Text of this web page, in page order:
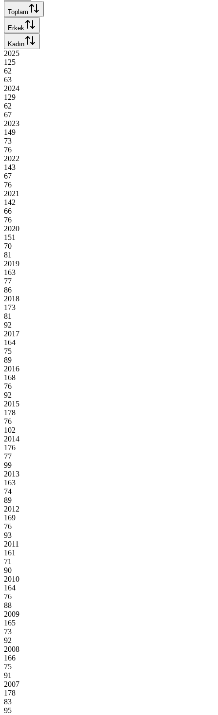
Toplam
Erkek
Kadın
2025
125
62
63
2024
129
62
67
2023
149
73
76
2022
143
67
76
2021
142
66
76
2020
151
70
81
2019
163
77
86
2018
173
81
92
2017
164
75
89
2016
168
76
92
2015
178
76
102
2014
176
77
99
2013
163
74
89
2012
169
76
93
2011
161
71
90
2010
164
76
88
2009
165
73
92
2008
166
75
91
2007
178
83
95